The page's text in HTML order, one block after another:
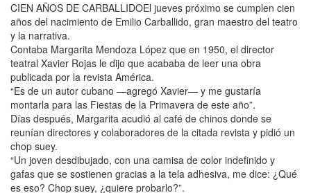
CIEN AÑOS DE CARBALLIDOEl jueves próximo se cumplen cien
años del nacimiento de Emilio Carballido, gran maestro del teatro
y la narrativa.
Contaba Margarita Mendoza López que en 1950, el director
teatral Xavier Rojas le dijo que acababa de leer una obra
publicada por la revista América.
“Es de un autor cubano —agregó Xavier— y me gustaría
montarla para las Fiestas de la Primavera de este año”.
Días después, Margarita acudió al café de chinos donde se
reunían directores y colaboradores de la citada revista y pidió un
chop suey.
“Un joven desdibujado, con una camisa de color indefinido y
gafas que se sostienen gracias a la tela adhesiva, me dice: ¿Qué
es eso? Chop suey, ¿quiere probarlo?”.